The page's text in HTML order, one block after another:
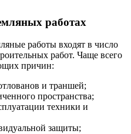
работах
работы входят в число
работ. Чаще всего
причин:
и траншей;
пространства;
техники и
защиты;